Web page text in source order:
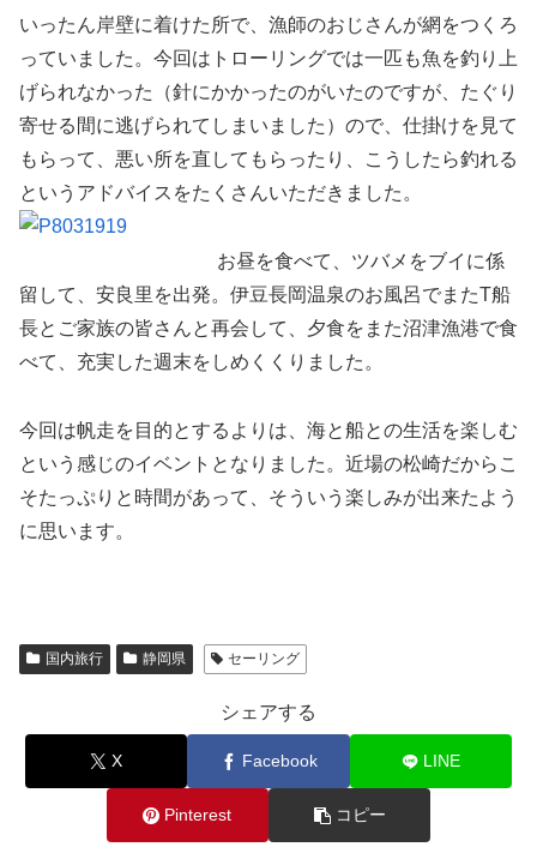
いったん岸壁に着けた所で、漁師のおじさんが網をつくろ
っていました。今回はトローリングでは一匹も魚を釣り上
げられなかった（針にかかったのがいたのですが、たぐり
寄せる間に逃げられてしまいました）ので、仕掛けを見て
もらって、悪い所を直してもらったり、こうしたら釣れる
というアドバイスをたくさんいただきました。
お昼を食べて、ツバメをブイに係
留して、安良里を出発。伊豆長岡温泉のお風呂でまたT船
長とご家族の皆さんと再会して、夕食をまた沼津漁港で食
べて、充実した週末をしめくくりました。
今回は帆走を目的とするよりは、海と船との生活を楽しむ
という感じのイベントとなりました。近場の松崎だからこ
そたっぷりと時間があって、そういう楽しみが出来たよう
に思います。
国内旅行 静岡県 セーリング
シェアする
X Facebook LINE
Pinterest コピー